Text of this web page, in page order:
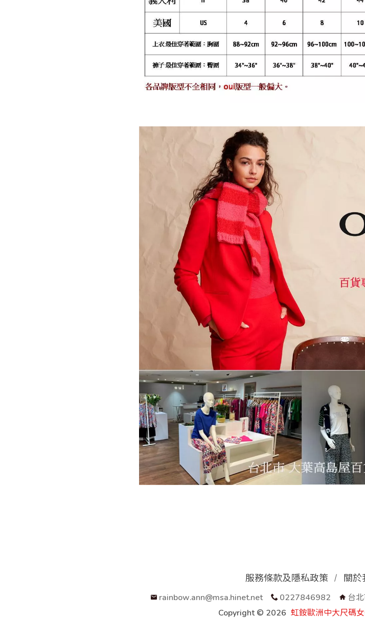
服務條款及隱私政策 關於
rainbow.ann@msa.hinet.net 0227846982 台
Copyright © 2026 虹銨歐洲中大尺碼